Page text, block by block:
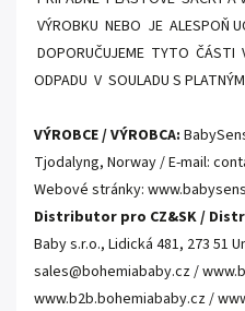
VÝROBKU NEBO JE ALESPOŇ
DOPORUČUJEME TYTO ČÁSTI
ODPADU V SOULADU S
VÝROBCE / VÝROBCA:
Tjodalyng, Norway / E-mail:
Webové stránky:
Distributor pro CZ&SK /
Baby s.r.o., Lidická 481, 273 51
sales@bohemiababy.cz /
www.b2b.bohemiababy.cz /